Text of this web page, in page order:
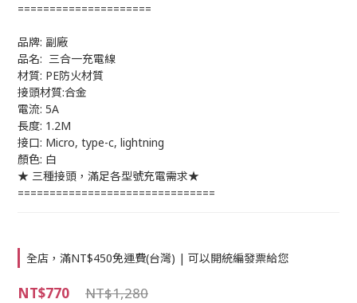
=====================
品牌: 副廠
品名:  三合一充電線
材質: PE防火材質
接頭材質:合金
電流: 5A
長度: 1.2M
接口: Micro, type-c, lightning
顏色: 白
★ 三種接頭，滿足各型號充電需求★
===============================
全店，滿NT$450免運費(台灣) | 可以開統編發票給您
NT$1,280
NT$770